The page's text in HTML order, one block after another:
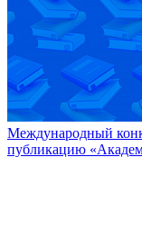
Международный
публикацию